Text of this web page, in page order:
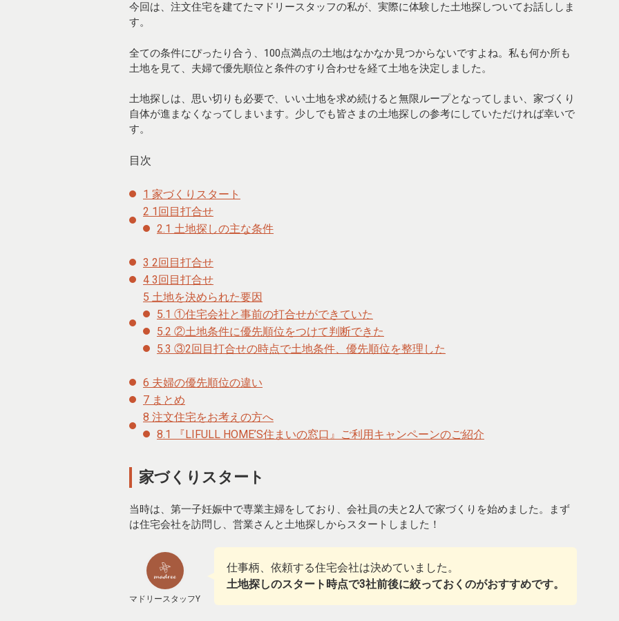
今回は、注文住宅を建てたマドリースタッフの私が、実際に体験した土地探しついてお話ししま
す。
全ての条件にぴったり合う、100点満点の土地はなかなか見つからないですよね。私も何か所も
土地を見て、夫婦で優先順位と条件のすり合わせを経て土地を決定しました。
土地探しは、思い切りも必要で、いい土地を求め続けると無限ループとなってしまい、家づくり
自体が進まなくなってしまいます。少しでも皆さまの土地探しの参考にしていただければ幸いで
す。
目次
1 家づくりスタート
2 1回目打合せ
2.1 土地探しの主な条件
3 2回目打合せ
4 3回目打合せ
5 土地を決められた要因
5.1 ①住宅会社と事前の打合せができていた
5.2 ②土地条件に優先順位をつけて判断できた
5.3 ③2回目打合せの時点で土地条件、優先順位を整理した
6 夫婦の優先順位の違い
7 まとめ
8 注文住宅をお考えの方へ
8.1
『LIFULL HOME’S住まいの窓口』ご利用キャンペーンのご紹介
家づくりスタート
当時は、第一子妊娠中で専業主婦をしており、会社員の夫と2人で家づくりを始めました。まず
は住宅会社を訪問し、営業さんと土地探しからスタートしました！
マドリースタッフY
仕事柄、依頼する住宅会社は決めていました。
土地探しのスタート時点で3社前後に絞っておくのがおすすめです。